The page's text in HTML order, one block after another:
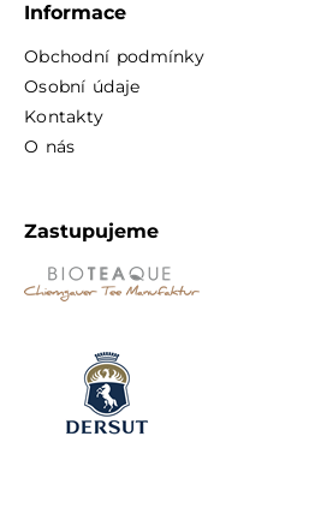
Informace
Obchodní podmínky
Osobní údaje
Kontakty
O nás
Zastupujeme